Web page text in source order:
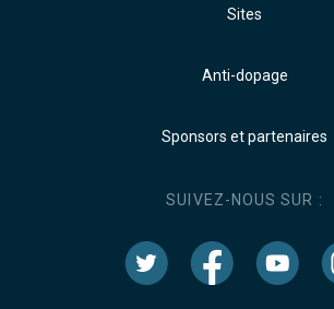
Sites
Anti-dopage
Sponsors et partenaires
SUIVEZ-NOUS SUR :